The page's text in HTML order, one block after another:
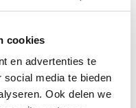
cookies
en advertenties te
media te bieden
Ook delen we